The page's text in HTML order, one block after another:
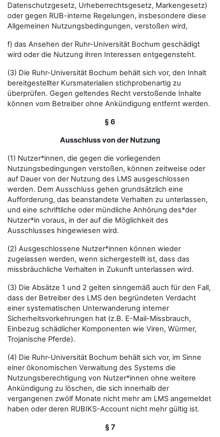
Datenschutzgesetz, Urheberrechtsgesetz, Markengesetz)
oder gegen RUB-interne Regelungen, insbesondere diese
Allgemeinen Nutzungsbedingungen, verstoßen wird,
f) das Ansehen der Ruhr-Universität Bochum geschädigt
wird oder die Nutzung ihren Interessen entgegensteht.
(3) Die Ruhr-Universität Bochum behält sich vor, den Inhalt
bereitgestellter Kursmaterialien stichprobenartig zu
überprüfen. Gegen geltendes Recht verstoßende Inhalte
können vom Betreiber ohne Ankündigung entfernt werden.
§ 6
Ausschluss von der Nutzung
(1) Nutzer*innen, die gegen die vorliegenden
Nutzungsbedingungen verstoßen, können zeitweise oder
auf Dauer von der Nutzung des LMS ausgeschlossen
werden. Dem Ausschluss gehen grundsätzlich eine
Aufforderung, das beanstandete Verhalten zu unterlassen,
und eine schriftliche oder mündliche Anhörung des*der
Nutzer*in voraus, in der auf die Möglichkeit des
Ausschlusses hingewiesen wird.
(2) Ausgeschlossene Nutzer*innen können wieder
zugelassen werden, wenn sichergestellt ist, dass das
missbräuchliche Verhalten in Zukunft unterlassen wird.
(3) Die Absätze 1 und 2 gelten sinngemäß auch für den Fall,
dass der Betreiber des LMS den begründeten Verdacht
einer systematischen Unterwanderung interner
Sicherheitsvorkehrungen hat (z.B. E-Mail-Missbrauch,
Einbezug schädlicher Komponenten wie Viren, Würmer,
Trojanische Pferde).
(4) Die Ruhr-Universität Bochum behält sich vor, im Sinne
einer ökonomischen Verwaltung des Systems die
Nutzungsberechtigung von Nutzer*innen ohne weitere
Ankündigung zu löschen, die sich innerhalb der
vergangenen zwölf Monate nicht mehr am LMS angemeldet
haben oder deren RUBIKS-Account nicht mehr gültig ist.
§ 7